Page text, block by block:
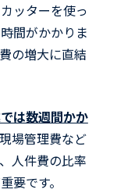
ッターを使っ
間がかかりま
の増大に直結
は数週間かか
場管理費など
人件費の比率
要です。